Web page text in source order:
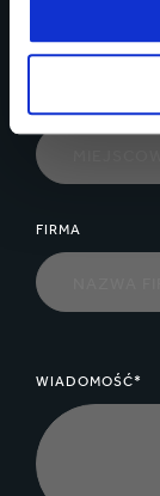
FIRMA
WIADOMOŚĆ*